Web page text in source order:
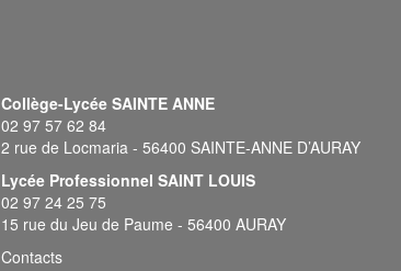
Collège-Lycée SAINTE ANNE
02 97 57 62 84
2 rue de Locmaria - 56400 SAINTE-ANNE D’AURAY
Lycée Professionnel SAINT LOUIS
02 97 24 25 75
15 rue du Jeu de Paume - 56400 AURAY
Contacts